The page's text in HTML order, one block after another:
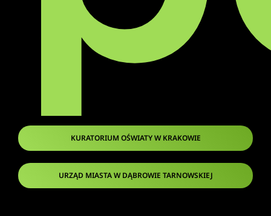
KURATORIUM OŚWIATY W KRAKOWIE
URZĄD MIASTA W DĄBROWIE TARNOWSKIEJ